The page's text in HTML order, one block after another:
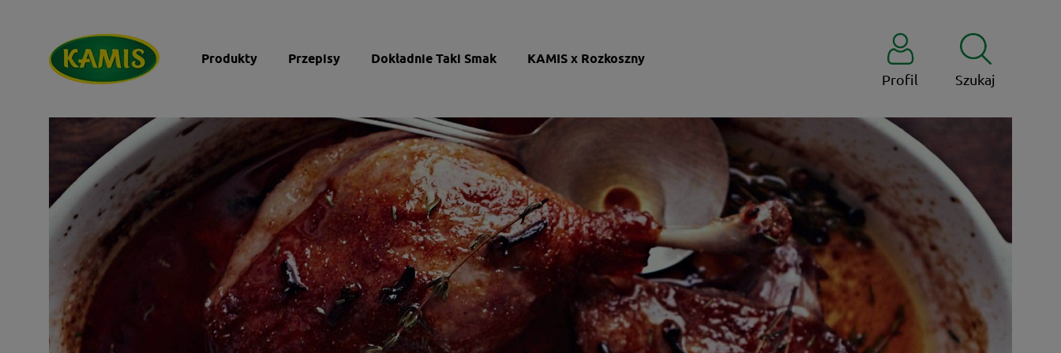
Produkty Przepisy Dokładnie Taki Smak KAMIS x Rozkoszny
Profil Szukaj